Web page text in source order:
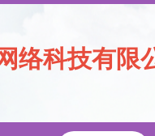
络科技有限